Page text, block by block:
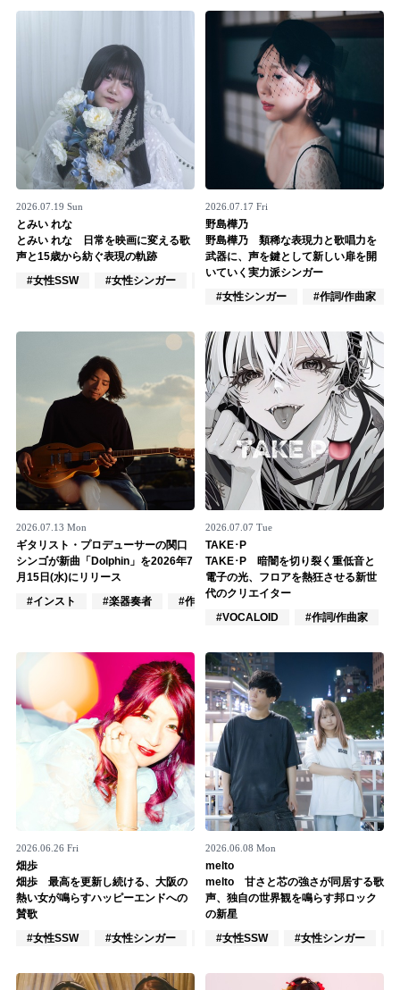
muevoクラウドファンディング
muevoコミュニティ
ぶいクラ！by muevo
ぶいコミュ！by muevo
ぶいマガ！ by muevo
2026.07.19 Sun
とみい れな
とみい れな 日常を映画に変える歌
声と15歳から紡ぐ表現の軌跡
#女性SSW
#女性シンガー #インディーズ
2026.07.17 Fri
野島樺乃
野島樺乃 類稀な表現力と歌唱力を
武器に、声を鍵として新しい扉を開
いていく実力派シンガー
#女性シンガー
#作詞/作曲家
2026.07.13 Mon
ギタリスト・プロデューサーの関口
シンゴが新曲「Dolphin」を2026年7
月15日(水)にリリース
#インスト
#楽器奏者 #作詞/作曲家
2026.07.07 Tue
TAKE･P
TAKE･P 暗闇を切り裂く重低音と
電子の光、フロアを熱狂させる新世
代のクリエイター
#VOCALOID
#作詞/作曲家
2026.06.26 Fri
畑歩
畑歩 最高を更新し続ける、大阪の
熱い女が鳴らすハッピーエンドへの
賛歌
#女性SSW
#女性シンガー #インディーズ
2026.06.08 Mon
melto
melto 甘さと芯の強さが同居する歌
声、独自の世界観を鳴らす邦ロック
の新星
#女性SSW
#女性シンガー